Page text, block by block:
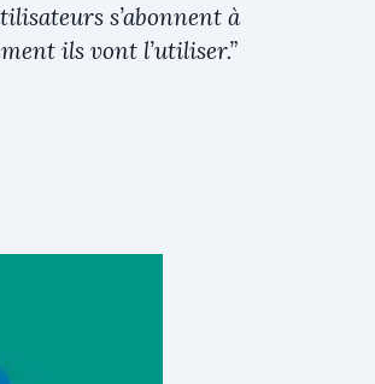
s’abonnent à
ils vont l’utiliser.”